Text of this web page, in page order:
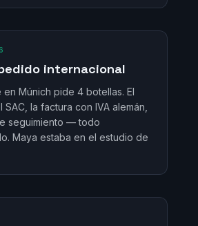
internacional
en Múnich pide 4 botellas. El
la factura con IVA alemán,
seguimiento — todo
Maya estaba en el estudio de